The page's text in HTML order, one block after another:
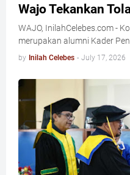
Wajo Tekankan
WAJO, InilahCelebes.com -
merupakan alumni Kader
by Inilah Celebes - July 17, 2026